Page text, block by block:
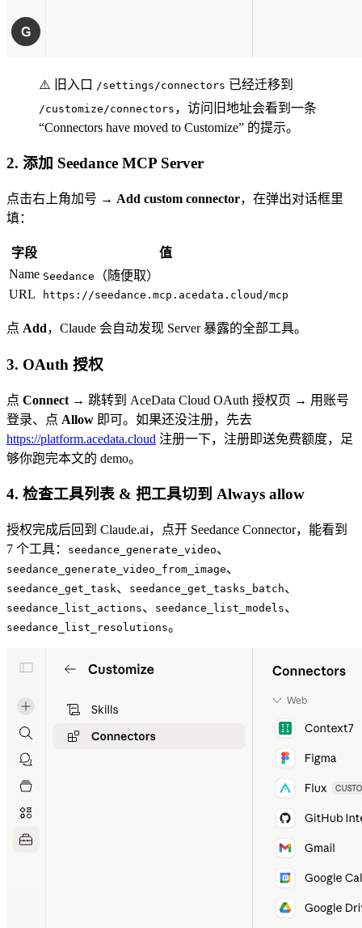
⚠️ 旧入口 /settings/connectors 已经迁移到
/customize/connectors ，访问旧地址会看到一条
“Connectors have moved to Customize” 的提示。
2. 添加 Seedance MCP Server
点击右上角加号 → Add custom connector，在弹出对话框里
填：
字段
值
Name Seedance
（随便取）
URL
https://seedance.mcp.acedata.cloud/mcp
点 Add，Claude 会自动发现 Server 暴露的全部工具。
3. OAuth 授权
点 Connect → 跳转到 AceData Cloud OAuth 授权页 → 用账号
登录、点 Allow 即可。如果还没注册，先去
https://platform.acedata.cloud 注册一下，注册即送免费额度，足
够你跑完本文的 demo。
4. 检查工具列表 & 把工具切到 Always allow
授权完成后回到 Claude.ai，点开 Seedance Connector，能看到
7 个工具：
seedance_generate_video、
seedance_generate_video_from_image、
seedance_get_task、 seedance_get_tasks_batch、
seedance_list_actions、 seedance_list_models、
seedance_list_resolutions。